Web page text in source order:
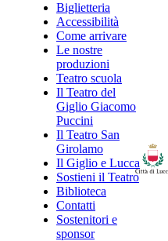
Biglietteria
Accessibilità
Come arrivare
Le nostre
produzioni
Teatro scuola
Il Teatro del
Giglio Giacomo
Puccini
Il Teatro San
Girolamo
Il Giglio e Lucca
Sostieni il Teatro
Biblioteca
Contatti
Sostenitori e
sponsor